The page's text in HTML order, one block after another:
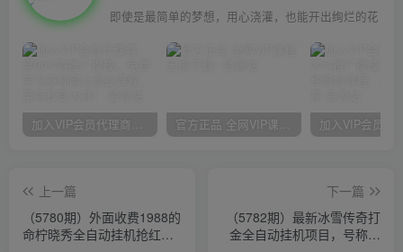
即使是最简单的梦想，用心浇灌，也能开出绚烂的花
加入VIP会员代理商，享90%的推广提成，免费学习多种网上创业课程，菜鸟秒变大神！ 官方正品 全网VIP课程 无损下载~
上一篇
（5780期）外面收费1988的
命柠晓秀全自动挂机抢红包
下一篇
（5782期）最新冰雪传奇打
金全自动挂机项目，号称单